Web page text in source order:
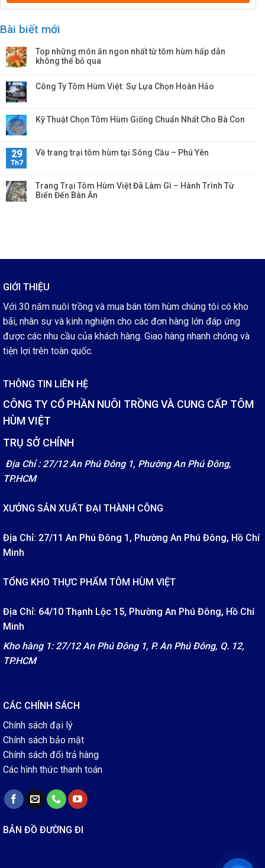
Bài biết mới
Top những món ăn ngon nhất từ tôm hùm hấp dẫn
không thể bỏ qua
Công Ty Tôm Hùm Việt: Sự Lựa Chọn Hoàn Hảo
Kỹ Thuật Chọn Tôm Hùm Giống Chuẩn Nhất Cho Bà Con
29
Th7
Về trang trại tôm hùm tại Sông Cầu – Phú Yên
Trang Trại Tôm Hùm Việt Đã Làm Gì – Hành Trình Từ
Biển Đến Bàn Ăn
GIỚI THIỆU
Với 30 năm nuôi trồng và mua bán tôm hùm chúng tôi có kho
bãi, nhân sự và kinh nghiệm cho các đơn hàng lớn đáp ứng
được các nhu cầu của khách hàng. Giao hàng nhanh chóng và
tiện lợi trên toàn quốc.
THÔNG TIN LIÊN HỆ
CÔNG TY CỔ PHẦN NUÔI TRỒNG VÀ CUNG CẤP TÔM
HÙM VIỆT
TRỤ SỞ CHÍNH
Địa Chỉ : 27/12 An Phú Đông 1, Phường An Phú Đông,
TP.HCM
XƯỞNG SẢN XUẤT ĐẠI THÀNH CÔNG
Địa Chỉ: 27/11 An Phú Đông 1, Phường An Phú Đông, Hồ Chí
Minh
TỔNG KHO THỰC PHẨM TÔM HÙM VIỆT
Địa Chỉ: 64/10 Thạnh Lộc 15, Phường An Phú Đông, Hồ Chí
Minh
Kho hàng 1: 27/12 An Phú Đông 1, P. An Phú Đông, Q. 12,
TP.HCM
CÁC CHÍNH SÁCH
Chính sách đại lý
Chính sách bảo mật
Chính sách đổi trả hàng
Các hình thức thanh toán
BẢN ĐỒ ĐƯỜNG ĐI